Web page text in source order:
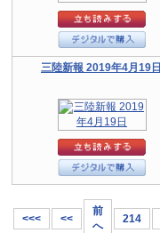
三陸新報 2019年4月19日
<<< <<
前
へ
214